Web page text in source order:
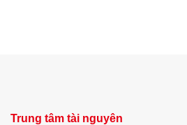
Trung tâm tài nguyên